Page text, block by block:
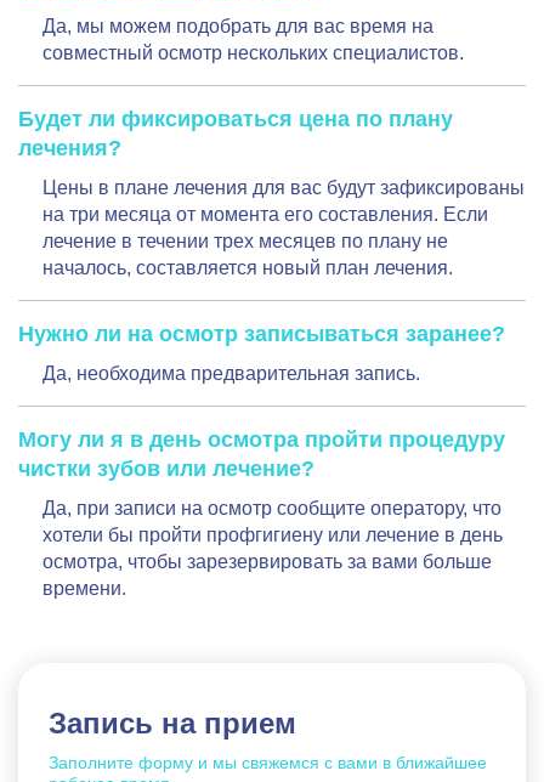
Да, мы можем подобрать для вас время на
совместный осмотр нескольких специалистов.
Будет ли фиксироваться цена по плану
лечения?
Цены в плане лечения для вас будут зафиксированы
на три месяца от момента его составления. Если
лечение в течении трех месяцев по плану не
началось, составляется новый план лечения.
Нужно ли на осмотр записываться заранее?
Да, необходима предварительная запись.
Могу ли я в день осмотра пройти процедуру
чистки зубов или лечение?
Да, при записи на осмотр сообщите оператору, что
хотели бы пройти профгигиену или лечение в день
осмотра, чтобы зарезервировать за вами больше
времени.
Запись на прием
Заполните форму и мы свяжемся с вами в ближайшее